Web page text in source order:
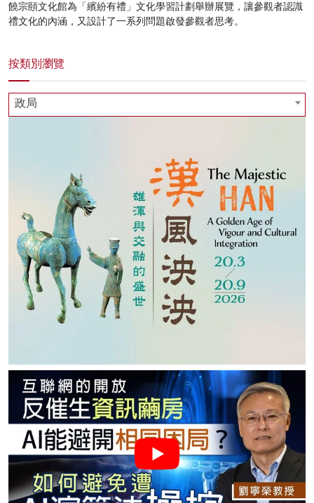
饒宗頤文化館為「繽紛有禮」文化學習計劃舉辦展覽，讓參觀者認識
禮文化的內涵，又設計了一系列問題啟發參觀者思考。
按類別瀏覽
政局